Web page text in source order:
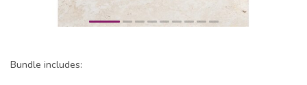
Bundle includes: